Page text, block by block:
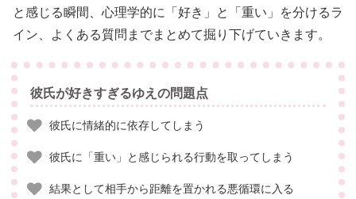
と感じる瞬間、心理学的に「好き」と「重い」を分けるラ
イン、よくある質問までまとめて掘り下げていきます。
彼氏が好きすぎるゆえの問題点
彼氏に情緒的に依存してしまう
彼氏に「重い」と感じられる行動を取ってしまう
結果として相手から距離を置かれる悪循環に入る